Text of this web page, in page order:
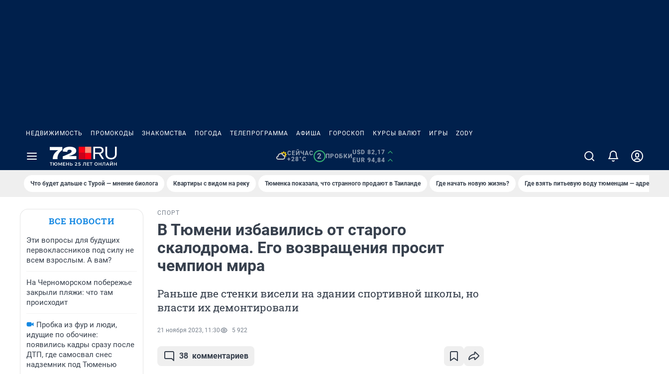
НЕДВИЖИМОСТЬ ПРОМОКОДЫ ЗНАКОМСТВА ПОГОДА ТЕЛЕПРОГРАММА АФИША ГОРОСКОП КУРСЫ ВАЛЮТ ИГРЫ ZODY
СЕЙЧАС
+28°C
2 ПРОБКИ
USD 82,17
EUR 94,84
Что будет дальше с Турой — мнение биолога Квартиры с видом на реку Тюменка показала, что странного продают в Таиланде Где начать новую жизнь? Где взять питьевую воду тюменцам — адреса
ВСЕ НОВОСТИ
Эти вопросы для будущих
первоклассников под силу не
всем взрослым. А вам?
На Черноморском побережье
закрыли пляжи: что там
происходит
Пробка из фур и люди,
идущие по обочине:
появились кадры сразу после
ДТП, где самосвал снес
надземник под Тюменью
СПОРТ
В Тюмени избавились от старого
скалодрома. Его возвращения просит
чемпион мира
Раньше две стенки висели на здании спортивной школы, но
власти их демонтировали
21 ноября 2023, 11:30 5 922
38 комментариев